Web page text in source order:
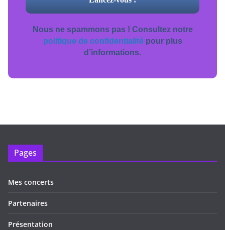
Nous ne spammons pas ! Consultez notre
politique de confidentialitépour plus
d’informations.
Pages
Mes concerts
Partenaires
Présentation